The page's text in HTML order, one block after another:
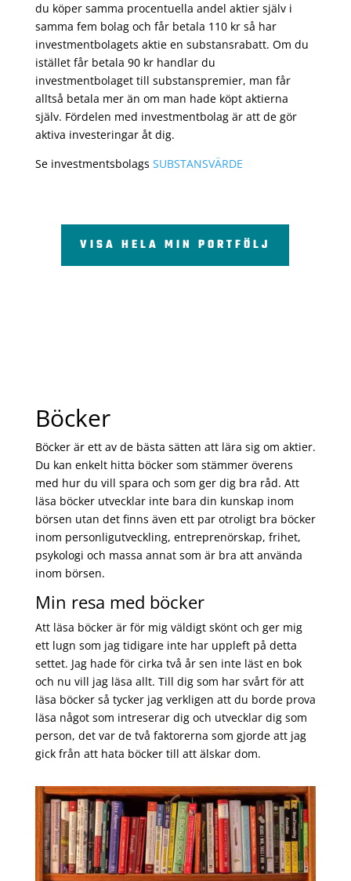
du köper samma procentuella andel aktier själv i
samma fem bolag och får betala 110 kr så har
investmentbolagets aktie en substansrabatt. Om du
istället får betala 90 kr handlar du
investmentbolaget till substanspremier, man får
alltså betala mer än om man hade köpt aktierna
själv. Fördelen med investmentbolag är att de gör
aktiva investeringar åt dig.
Se investmentsbolags SUBSTANSVÄRDE
VISA HELA MIN PORTFÖLJ
Böcker
Böcker är ett av de bästa sätten att lära sig om aktier.
Du kan enkelt hitta böcker som stämmer överens
med hur du vill spara och som ger dig bra råd. Att
läsa böcker utvecklar inte bara din kunskap inom
börsen utan det finns även ett par otroligt bra böcker
inom personligutveckling, entreprenörskap, frihet,
psykologi och massa annat som är bra att använda
inom börsen.
Min resa med böcker
Att läsa böcker är för mig väldigt skönt och ger mig
ett lugn som jag tidigare inte har uppleft på detta
settet. Jag hade för cirka två år sen inte läst en bok
och nu vill jag läsa allt. Till dig som har svårt för att
läsa böcker så tycker jag verkligen att du borde prova
läsa något som intreserar dig och utvecklar dig som
person, det var de två faktorerna som gjorde att jag
gick från att hata böcker till att älskar dom.